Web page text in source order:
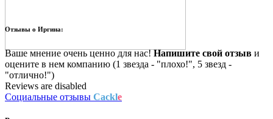
Отзывы о Иргина:
Ваше мнение очень ценно для нас!Напишите свой отзыв и
оцените в нем компанию (1 звезда - "плохо!", 5 звезд -
"отлично!")
Reviews are disabled
Социальные отзывы Cackle